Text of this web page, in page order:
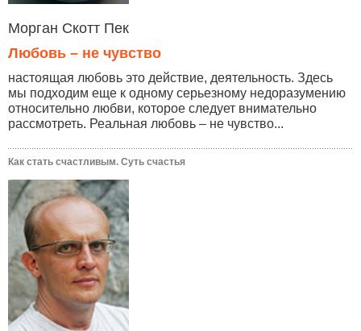
Морган Скотт Пек
Любовь – не чувство
настоящая любовь это действие, деятельность. Здесь
мы подходим еще к одному серьезному недоразумению
относительно любви, которое следует внимательно
рассмотреть. Реальная любовь – не чувство...
Как стать счастливым. Суть счастья